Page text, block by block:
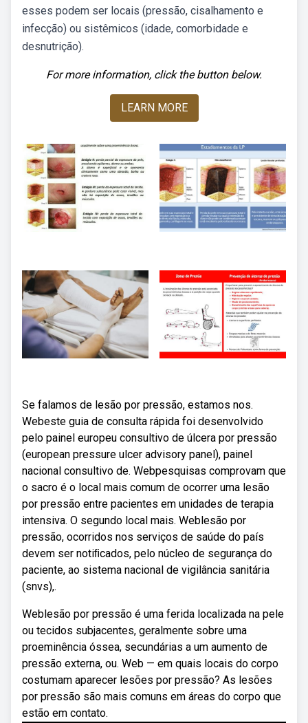
esses podem ser locais (pressão, cisalhamento e
infecção) ou sistêmicos (idade, comorbidade e
desnutrição).
For more information, click the button below.
LEARN MORE
Se falamos de lesão por pressão, estamos nos.
Webeste guia de consulta rápida foi desenvolvido
pelo painel europeu consultivo de úlcera por pressão
(european pressure ulcer advisory panel), painel
nacional consultivo de. Webpesquisas comprovam que
o sacro é o local mais comum de ocorrer uma lesão
por pressão entre pacientes em unidades de terapia
intensiva. O segundo local mais. Weblesão por
pressão, ocorridos nos serviços de saúde do país
devem ser notiﬁcados, pelo núcleo de segurança do
paciente, ao sistema nacional de vigilância sanitária
(snvs),.
Weblesão por pressão é uma ferida localizada na pele
ou tecidos subjacentes, geralmente sobre uma
proeminência óssea, secundárias a um aumento de
pressão externa, ou. Web — em quais locais do corpo
costumam aparecer lesões por pressão? As lesões
por pressão são mais comuns em áreas do corpo que
estão em contato.